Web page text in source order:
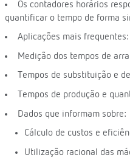
Os contadores horários
quantificar o tempo de forma
Aplicações mais frequentes:
Medição dos tempos de
Tempos de substituição e
Tempos de produção e
Dados que informam sobre:
Cálculo de custos e
Utilização racional das